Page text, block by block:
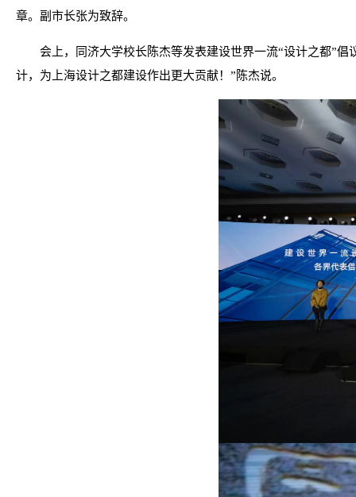
章。副市长张为致辞。
会上，同济大学校长陈杰等发表建设世界一流“设计之都”倡
计，为上海设计之都建设作出更大贡献！”陈杰说。